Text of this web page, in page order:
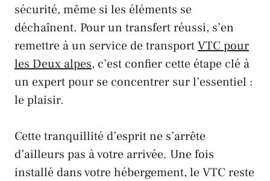
sécurité, même si les éléments se
déchaînent. Pour un transfert réussi, s’en
remettre à un service de transportVTC pour
les Deux alpes, c’est confier cette étape clé à
un expert pour se concentrer sur l’essentiel :
le plaisir.
Cette tranquillité d’esprit ne s’arrête
d’ailleurs pas à votre arrivée. Une fois
installé dans votre hébergement, le VTC reste